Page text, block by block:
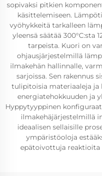
sopivaksi pitkien
käsittelemiseen.
vyöhykkeitä tarkalleen
yleensä säätää 300°C:sta
tarpeista. Kuori on
ohjausjärjestelmillä
ilmakehän hallinnalle,
sarjoissa. Sen rakennus
tulipitoisia materiaaleja
energiatehokkuuden ja
Hyppytyyppinen
ilmakehäjärjestelmillä
ideaalisen sellaisille
ympäristöoloja
epätoivottuja reaktioita